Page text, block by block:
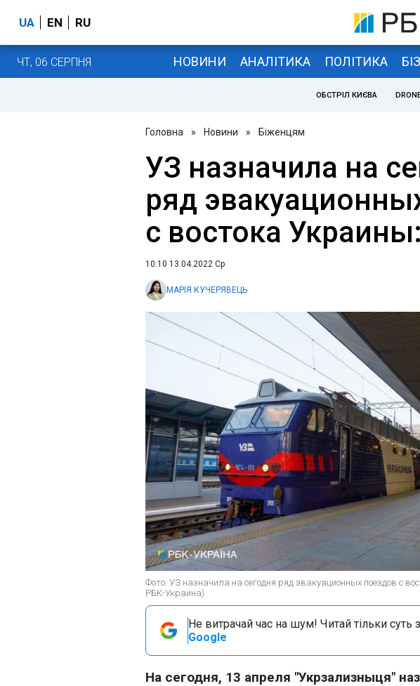
UA EN RU
ЧТ, 06 СЕРПНЯ НОВИНИ АНАЛІТИКА ПОЛІТИКА
ОБСТРІЛ КИЄВА
Головна » Новини » Біженцям
УЗ назначила на
ряд
с востока
10:10 13.04.2022 Ср
МАРІЯ КУЧЕРЯВЕЦЬ
Фото: УЗ назначила на сегодня ряд эвакуационных поездов с
РБК-Украина)
Не витрачай час на шум! Читай тільки суть з
Google
На сегодня, 13 апреля "Укрзализныця"